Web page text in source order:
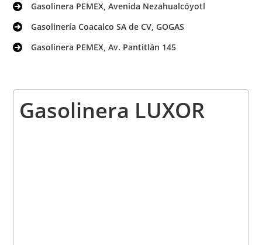
Gasolinera PEMEX, Avenida Nezahualcóyotl
Gasolinería Coacalco SA de CV, GOGAS
Gasolinera PEMEX, Av. Pantitlán 145
Gasolinera LUXOR